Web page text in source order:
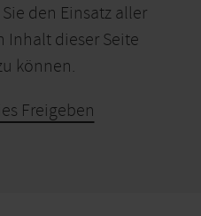
den Einsatz aller
Inhalt dieser Seite
können.
Freigeben